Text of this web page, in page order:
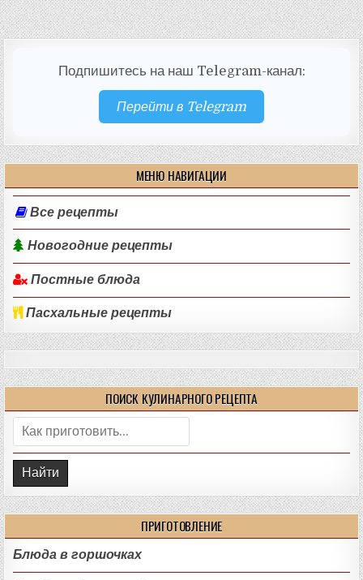
Подпишитесь на наш Telegram-канал:
Перейти в Telegram
МЕНЮ НАВИГАЦИИ
Все рецепты
Новогодние рецепты
Постные блюда
Пасхальные рецепты
ПОИСК КУЛИНАРНОГО РЕЦЕПТА
Поиск:
ПРИГОТОВЛЕНИЕ
Блюда в горшочках